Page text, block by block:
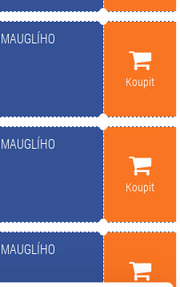
Koupit
Koupit